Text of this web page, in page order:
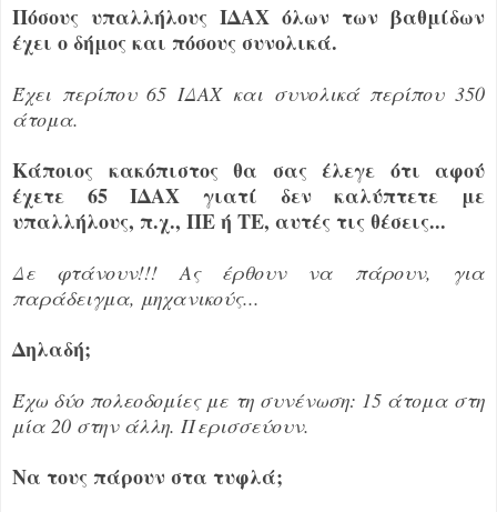
Πόσους υπαλλήλους ΙΔΑΧ όλων των βαθμίδων
έχει ο δήμος και πόσους συνολικά.
Έχει περίπου 65 ΙΔΑΧ και συνολικά περίπου 350
άτομα.
Κάποιος κακόπιστος θα σας έλεγε ότι αφού
έχετε 65 ΙΔΑΧ γιατί δεν καλύπτετε με
υπαλλήλους, π.χ., ΠΕ ή ΤΕ, αυτές τις θέσεις...
Δε φτάνουν!!! Ας έρθουν να πάρουν, για
παράδειγμα, μηχανικούς...
Δηλαδή;
Έχω δύο πολεοδομίες με τη συνένωση: 15 άτομα στη
μία 20 στην άλλη. Περισσεύουν.
Να τους πάρουν στα τυφλά;